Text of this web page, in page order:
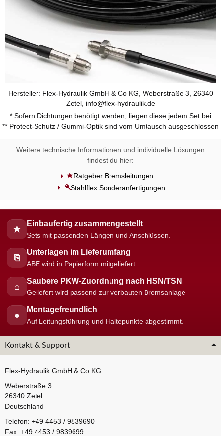
Hersteller: Flex-Hydraulik GmbH & Co KG, Weberstraße 3, 26340
Zetel, info@flex-hydraulik.de
* Sofern Dichtungen benötigt werden, liegen diese jedem Set bei
** Protect-Schutz / Gummi-Optik sind vom Umtausch ausgeschlossen
Weitere technische Informationen und individuelle Lösungen
findest du hier:
Ratgeber Bremsleitungen
Stahlflex Sonderanfertigungen
★
Einbaufertig zusammengestellt
Sets mit passenden Längen und Anschlüssen.
⎘
Unterlagen im Lieferumfang
ABE wird in Papierform mitgeliefert
⌂
Saubere PKW-Zuordnung nach HSN/TSN
Geliefert wird passend zur verbauten Bremsanlage
●
Montagefreundlich
Auf Leitungsführung und Haltepunkte abgestimmt.
Kontakt & Support
Flex-Hydraulik GmbH & Co KG
Weberstraße 3
26340 Zetel
Deutschland
Telefon: +49 4453 / 9839690
Fax: +49 4453 / 9839699